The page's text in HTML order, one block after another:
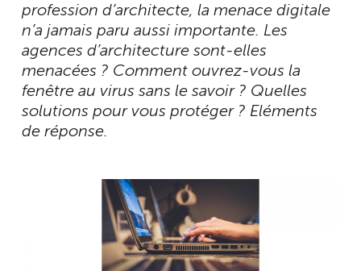
profession d’architecte, la menace digitale
n’a jamais paru aussi importante. Les
agences d’architecture sont-elles
menacées ? Comment ouvrez-vous la
fenêtre au virus sans le savoir ? Quelles
solutions pour vous protéger ? Eléments
de réponse.